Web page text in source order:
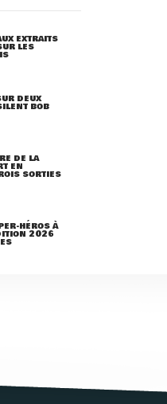
EXTRAITS
LES
DEUX
BOB
DE LA
EN
SORTIES
HÉROS À
2026